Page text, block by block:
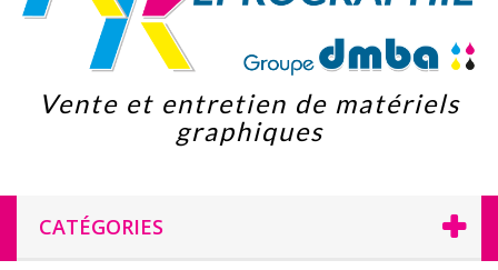
Vente et entretien de matériels
graphiques
CATÉGORIES